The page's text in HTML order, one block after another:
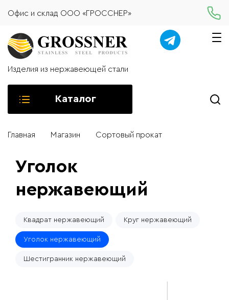
Офис и склад ООО «ГРОССНЕР»
Изделия из нержавеющей стали
Каталог
Главная Магазин Сортовый прокат
Уголок
нержавеющий
Квадрат нержавеющий Круг нержавеющий
Уголок нержавеющий
Шестигранник нержавеющий